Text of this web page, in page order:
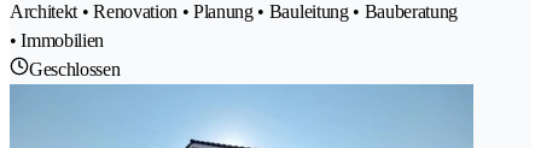
Architekt • Renovation • Planung • Bauleitung • Bauberatung
• Immobilien
Geschlossen